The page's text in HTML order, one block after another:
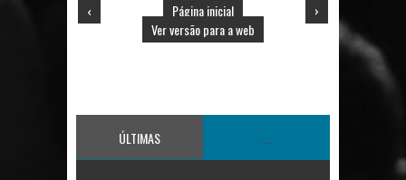
‹ ›
Página inicial
Ver versão para a web
ÚLTIMAS